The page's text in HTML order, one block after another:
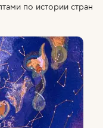
по истории стран